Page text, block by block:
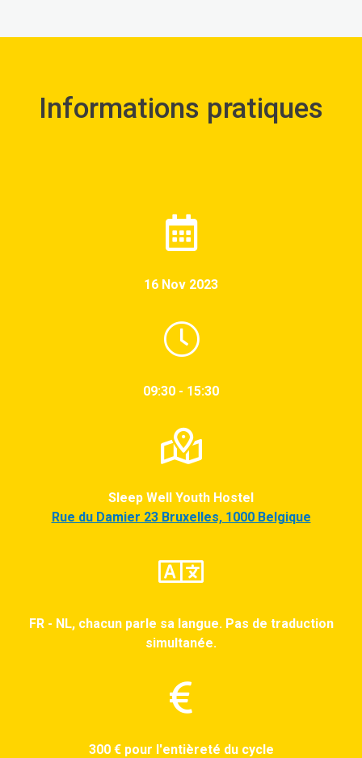
Informations pratiques
16 Nov 2023
09:30 - 15:30
Sleep Well Youth Hostel
Rue du Damier 23 Bruxelles, 1000 Belgique
FR - NL, chacun parle sa langue. Pas de traduction
simultanée.
300 € pour l'entièreté du cycle